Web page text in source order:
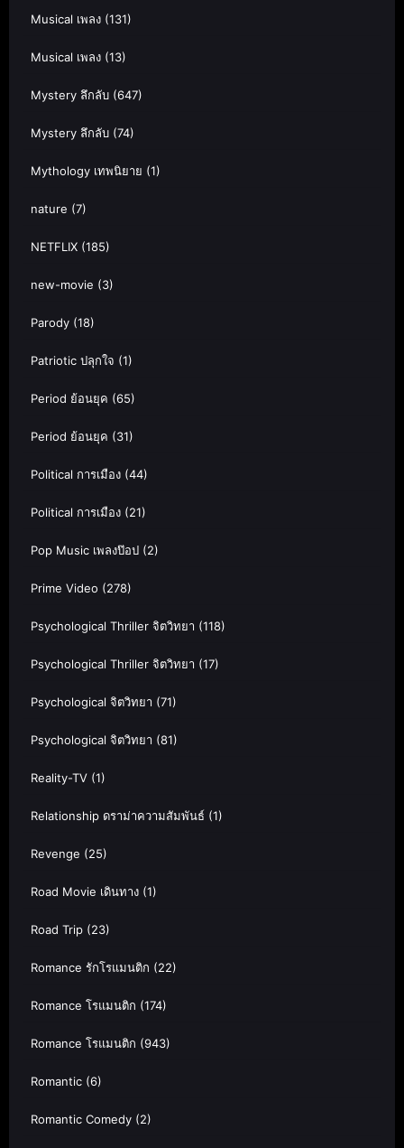
Musical เพลง (131)
Musical เพลง (13)
Mystery ลึกลับ (647)
Mystery ลึกลับ (74)
Mythology เทพนิยาย (1)
nature (7)
NETFLIX (185)
new-movie (3)
Parody (18)
Patriotic ปลุกใจ (1)
Period ย้อนยุค (65)
Period ย้อนยุค (31)
Political การเมือง (44)
Political การเมือง (21)
Pop Music เพลงป๊อป (2)
Prime Video (278)
Psychological Thriller จิตวิทยา (118)
Psychological Thriller จิตวิทยา (17)
Psychological จิตวิทยา (71)
Psychological จิตวิทยา (81)
Reality-TV (1)
Relationship ดราม่าความสัมพันธ์ (1)
Revenge (25)
Road Movie เดินทาง (1)
Road Trip (23)
Romance รักโรแมนติก (22)
Romance โรแมนติก (174)
Romance โรแมนติก (943)
Romantic (6)
Romantic Comedy (2)